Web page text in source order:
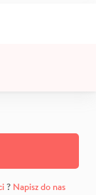
? Napisz do nas